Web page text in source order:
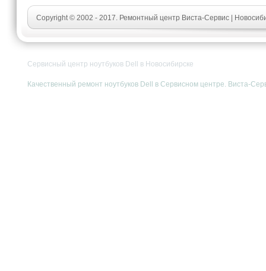
Copyright © 2002 - 2017. Ремонтный центр Виста-Сервис |
Сервисный центр ноутбуков Dell в Новосибирске
Качественный ремонт ноутбуков Dell в Сервисном центре. Виста-